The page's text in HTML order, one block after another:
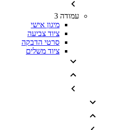
עמודה 3
מיגון אישי
ציוד צביעה
סרטי הדבקה
ציוד משלים